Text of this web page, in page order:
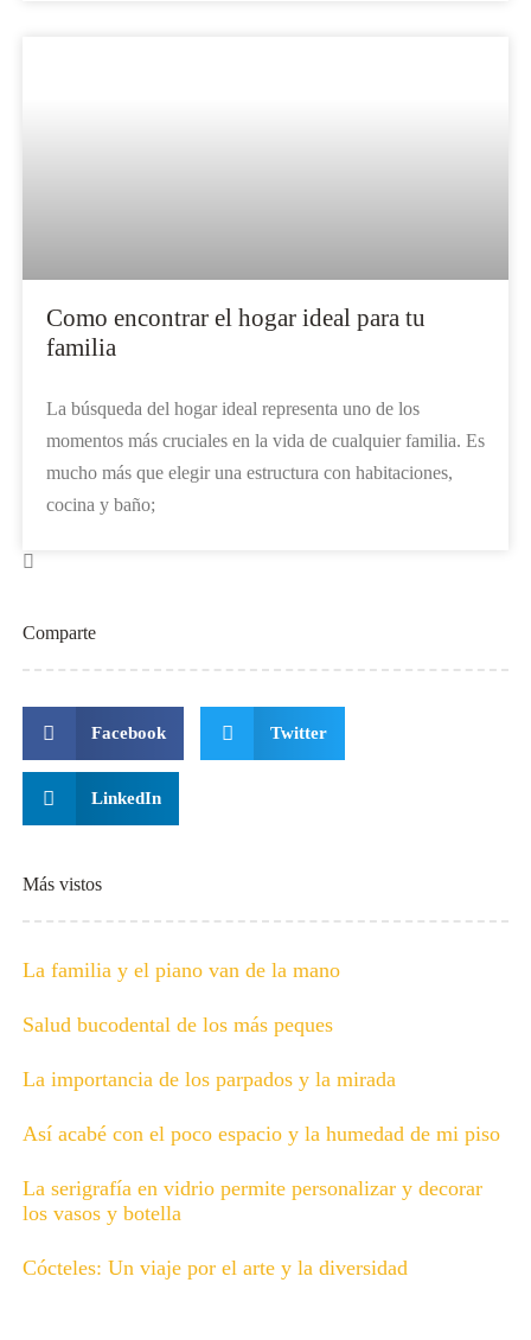
Comparte
Facebook Twitter
LinkedIn
Más vistos
La familia y el piano van de la mano
Salud bucodental de los más peques
La importancia de los parpados y la mirada
Así acabé con el poco espacio y la humedad de mi piso
La serigrafía en vidrio permite personalizar y decorar
los vasos y botella
Cócteles: Un viaje por el arte y la diversidad
Como encontrar el hogar ideal para tu
familia
La búsqueda del hogar ideal representa uno de los
momentos más cruciales en la vida de cualquier familia. Es
mucho más que elegir una estructura con habitaciones,
cocina y baño;